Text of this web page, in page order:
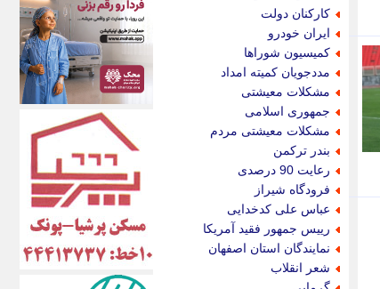
کارکنان دولت
ایران خودرو
کمیسیون شوراها
مددجویان کمیته امداد
مشکلات معیشتی
جمهوری اسلامی
مشکلات معیشتی مردم
بندر ترکمن
رعایت 90 درصدی
فرودگاه شیراز
عباس علی کدخدایی
رییس جمهور فقید آمریکا
نمایندگان استان اصفهان
شعر انقلاب
اکونگار
اکونیوز
الف
انتشار آنلاین
اندیشه قرن
اندیشه معاصر
اندیشه ها
انرژی پرس
ای استخدام
ایتنا
ایراف
ایران آرت
ایران آنلاین
ایران زندگی
ایران فوری